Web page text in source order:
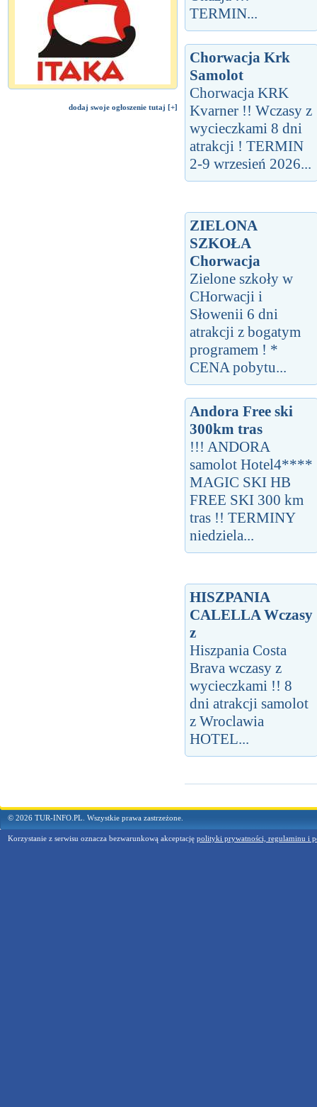
dodaj swoje ogłoszenie tutaj [+]
TERMIN...
Chorwacja Krk
Samolot
Chorwacja KRK
Kvarner !! Wczasy z
wycieczkami 8 dni
atrakcji ! TERMIN
2-9 wrzesień 2026...
ZIELONA
SZKOŁA
Chorwacja
Zielone szkoły w
CHorwacji i
Słowenii 6 dni
atrakcji z bogatym
programem ! *
CENA pobytu...
Andora Free ski
300km tras
!!! ANDORA
samolot Hotel4****
MAGIC SKI HB
FREE SKI 300 km
tras !! TERMINY
niedziela...
HISZPANIA
CALELLA Wczasy
z
Hiszpania Costa
Brava wczasy z
wycieczkami !! 8
dni atrakcji samolot
z Wroclawia
HOTEL...
© 2026 TUR-INFO.PL. Wszystkie prawa zastrzeżone.
Korzystanie z serwisu oznacza bezwarunkową akceptację polityki prywatności, regulaminu i